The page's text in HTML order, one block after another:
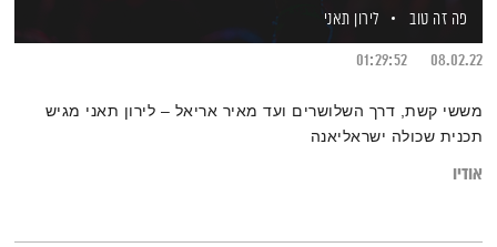
פה זה טוב
לירון תאני
08.02.22
01:29:52
מששי קשת, דרך השלושרים ועד מאיר אריאל – לירון תאני מגיש
תכנית שכולה ישראליאנה
אודיו